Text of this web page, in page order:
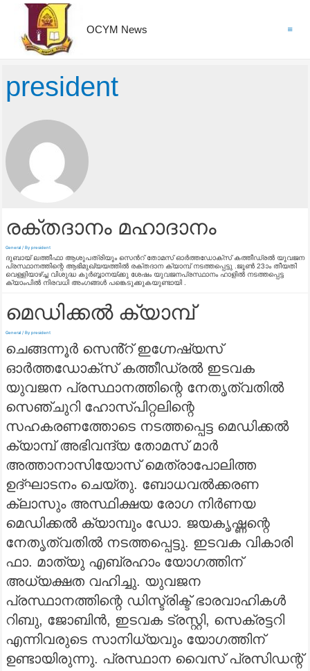
OCYM News
Main
president
രക്തദാനം മഹാദാനം
General/ By president
ദുബായ് ലത്തീഫാ ആശുപത്രിയും സെന്‍റ് തോമസ് ഓര്‍ത്തഡോക്സ് കത്തീഡ്രല്‍ യുവജന
പ്രസ്ഥാനത്തിന്റെ ആഭിമുഖ്യയത്തിൽ രക്തദാന ക്യാമ്പ് നടത്തപ്പെട്ടു .ജൂണ്‍ 23ാം തീയതി
വെള്ളിയാഴ്ച്ച വിശുദ്ധ കുര്‍ബ്ബാനയ്ക്കു ശേഷം യുവജനപ്രസ്ഥാനം ഹാളില്‍ നടത്തപ്പെട്ട
ക്യാംപിൽ നിരവധി അംഗങ്ങൾ പങ്കെടുക്കുകയുണ്ടായി .
മെഡിക്കൽ ക്യാമ്പ്‌
General/ By president
ചെങ്ങന്നൂർ സെൻ്റ് ഇഗ്നേഷ്യസ്
ഓർത്തഡോക്സ് കത്തീഡ്രൽ ഇടവക
യുവജന പ്രസ്ഥാനത്തിന്റെ നേതൃത്വതിൽ
സെഞ്ചുറി ഹോസ്പിറ്റലിന്റെ
സഹകരണത്തോടെ നടത്തപ്പെട്ട മെഡിക്കൽ
ക്യാമ്പ്‌ അഭിവന്ദ്യ തോമസ് മാർ
അത്താനാസിയോസ് മെത്രാപോലിത്ത
ഉദ്ഘാടനം ചെയ്തു. ബോധവൽക്കരണ
ക്ലാസും അസ്ഥിക്ഷയ രോഗ നിർണയ
മെഡിക്കൽ ക്യാമ്പും ഡോ. ജയകൃഷ്ണന്റെ
നേതൃത്വതിൽ നടത്തപ്പെട്ടു. ഇടവക വികാരി
ഫാ. മാത്യു എബ്രഹാം യോഗത്തിന്
അധ്യക്ഷത വഹിച്ചു. യുവജന
പ്രസ്ഥാനത്തിന്റെ ഡിസ്ട്രിക്ട് ഭാരവാഹികൾ
റിബു, ജോബിൻ, ഇടവക ട്രസ്റ്റി, സെക്രട്ടറി
എന്നിവരുടെ സാനിധ്യവും യോഗത്തിന്
ഉണ്ടായിരുന്നു. പ്രസ്ഥാന വൈസ് പ്രസിഡന്റ്‌